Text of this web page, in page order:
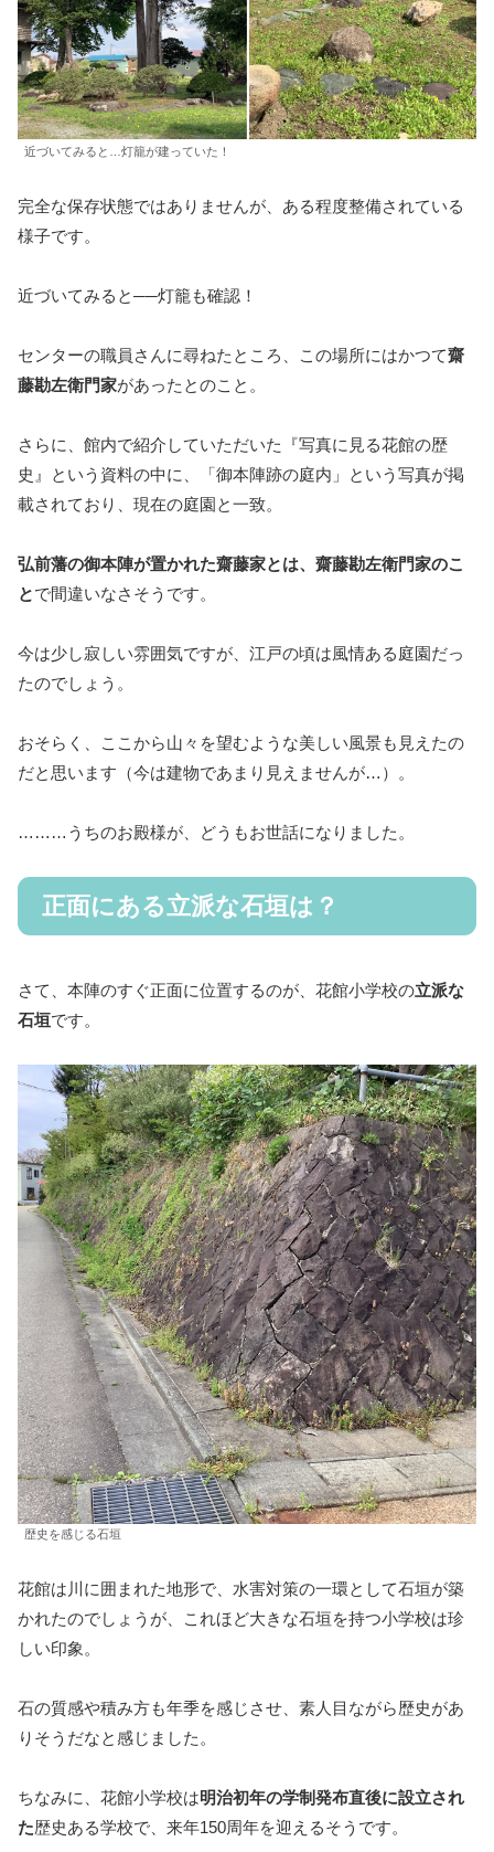
近づいてみると…灯籠が建っていた！
完全な保存状態ではありませんが、ある程度整備されている
様子です。
近づいてみると──灯籠も確認！
センターの職員さんに尋ねたところ、この場所にはかつて齋
藤勘左衛門家があったとのこと。
さらに、館内で紹介していただいた『写真に見る花館の歴
史』という資料の中に、「御本陣跡の庭内」という写真が掲
載されており、現在の庭園と一致。
弘前藩の御本陣が置かれた齋藤家とは、齋藤勘左衛門家のこ
とで間違いなさそうです。
今は少し寂しい雰囲気ですが、江戸の頃は風情ある庭園だっ
たのでしょう。
おそらく、ここから山々を望むような美しい風景も見えたの
だと思います（今は建物であまり見えませんが…）。
………うちのお殿様が、どうもお世話になりました。
正面にある立派な石垣は？
さて、本陣のすぐ正面に位置するのが、花館小学校の立派な
石垣です。
歴史を感じる石垣
花館は川に囲まれた地形で、水害対策の一環として石垣が築
かれたのでしょうが、これほど大きな石垣を持つ小学校は珍
しい印象。
石の質感や積み方も年季を感じさせ、素人目ながら歴史があ
りそうだなと感じました。
ちなみに、花館小学校は明治初年の学制発布直後に設立され
た歴史ある学校で、来年150周年を迎えるそうです。